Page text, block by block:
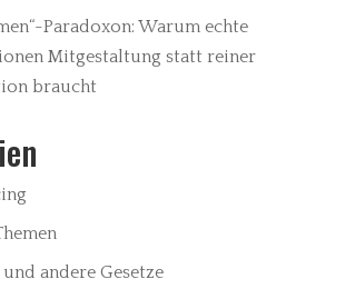
Paradoxon: Warum echte
Mitgestaltung statt reiner
braucht
andere Gesetze